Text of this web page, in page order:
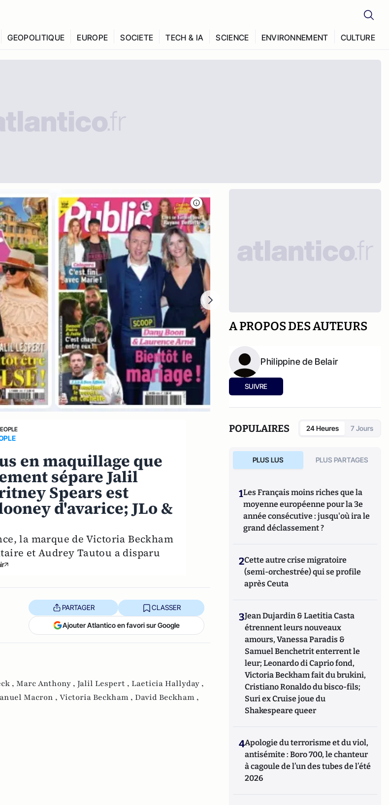
GEOPOLITIQUE EUROPE SOCIETE TECH & IA SCIENCE ENVIRONNEMENT CULTURE
en maquillage que
sépare Jalil
Spears est
d'avarice; JLo &
la marque de Victoria Beckham
et Audrey Tautou a disparu
PARTAGER CLASSER
Ajouter Atlantico en favori sur Google
, Marc Anthony , Jalil Lespert , Laeticia Hallyday ,
Macron , Victoria Beckham , David Beckham ,
A PROPOS DES AUTEURS
Philippine de Belair
SUIVRE
POPULAIRES 24 Heures 7 Jours
PLUS LUS PLUS PARTAGES
1Les Français moins riches que la
moyenne européenne pour la 3e
année consécutive : jusqu'où ira le
grand déclassement ?
2Cette autre crise migratoire
(semi-orchestrée) qui se profile
après Ceuta
3Jean Dujardin & Laetitia Casta
étrennent leurs nouveaux
amours, Vanessa Paradis &
Samuel Benchetrit enterrent le
leur; Leonardo di Caprio fond,
Victoria Beckham fait du brukini,
Cristiano Ronaldo du bisco-fils;
Suri ex Cruise joue du
Shakespeare queer
4Apologie du terrorisme et du viol,
antisémite : Boro 700, le chanteur
à cagoule de l’un des tubes de l’été
2026